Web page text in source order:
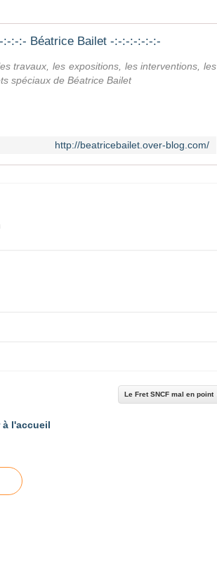
:-:-:- Béatrice Bailet -:-:-:-:-:-:-
travaux, les expositions, les interventions, les
spéciaux de Béatrice Bailet
http://beatricebailet.over-blog.com/
Le Fret SNCF mal en point
à l'accueil